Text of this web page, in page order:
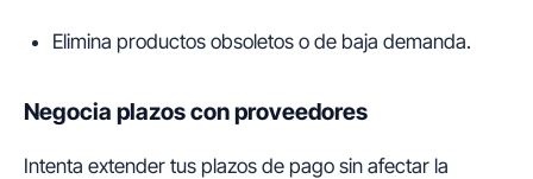
Elimina productos obsoletos o de baja demanda.
Negocia plazos con proveedores
Intenta extender tus plazos de pago sin afectar la